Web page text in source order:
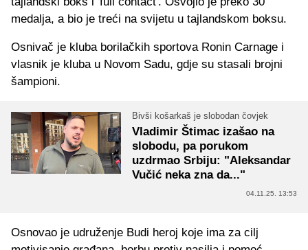
medalja, a bio je treći na svijetu u tajlandskom boksu.
Osnivač je kluba borilačkih sportova Ronin Carnage i
vlasnik je kluba u Novom Sadu, gdje su stasali brojni
šampioni.
Bivši košarkaš je slobodan čovjek
Vladimir Štimac izašao na
slobodu, pa porukom
uzdrmao Srbiju: "Aleksandar
Vučić neka zna da..."
04.11.25. 13:53
Osnovao je udruženje Budi heroj koje ima za cilj